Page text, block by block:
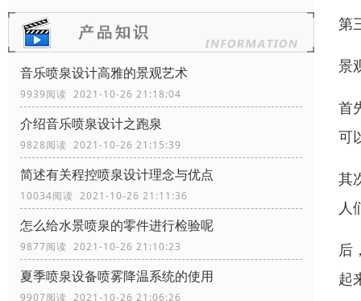
音乐喷泉设计高雅的景观艺术
9939阅读 2021-10-26 21:18:04
介绍音乐喷泉设计之跑泉
9828阅读 2021-10-26 21:15:39
简述有关程控喷泉设计理念与优点
10034阅读 2021-10-26 21:11:36
怎么给水景喷泉的零件进行检验呢
9877阅读 2021-10-26 21:10:23
夏季喷泉设备喷雾降温系统的使用
9907阅读 2021-10-26 21:06:26
第
景
首
可
其
人
后
起